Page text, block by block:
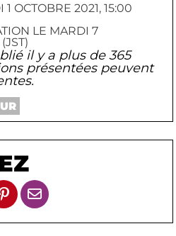
OCTOBRE 2021, 15:00
LE MARDI 7
il y a plus de 365
présentées peuvent